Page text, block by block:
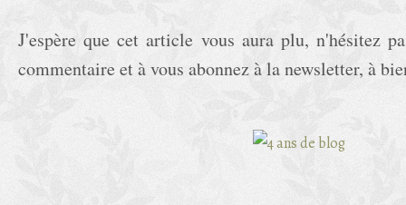
J'espère que cet article vous aura plu, n'hésitez
commentaire et à vous abonnez à la newsletter, à